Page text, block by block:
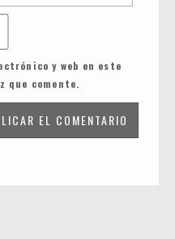
y web en este
que comente.